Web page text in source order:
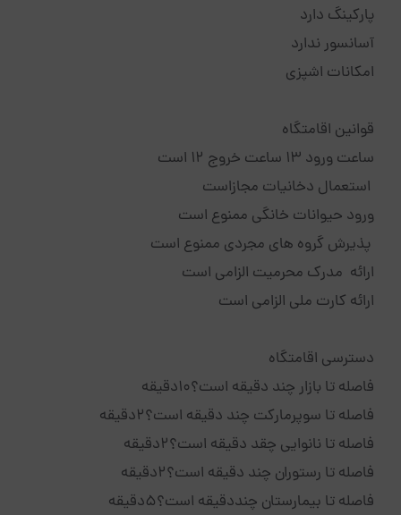
پارکینگ دارد
آسانسور ندارد
امکانات اشپزی
قوانین اقامتگاه
ساعت ورود 13 ساعت خروج 12 است
استعمال دخانیات مجازاست
ورود حیوانات خانگی ممنوع است
پذیرش گروه های مجردی ممنوع است
ارائه مدرک محرمیت الزامی است
ارائه کارت ملی الزامی است
دسترسی اقامتگاه
فاصله تا بازار چند دقیقه است؟۱۰دقیقه
فاصله تا سوپرمارکت چند دقیقه است؟۲دقیقه
فاصله تا نانوایی چقد دقیقه است؟۲دقیقه
فاصله تا رستوران چند دقیقه است؟۲دقیقه
فاصله تا بیمارستان چنددقیقه است؟۵دقیقه